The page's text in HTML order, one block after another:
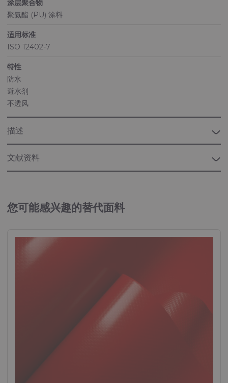
涂层聚合物
聚氨酯 (PU) 涂料
适用标准
ISO 12402-7
特性
防水
避水剂
不透风
描述
文献资料
用于各种海事应用的织物
您可能感兴趣的替代面料